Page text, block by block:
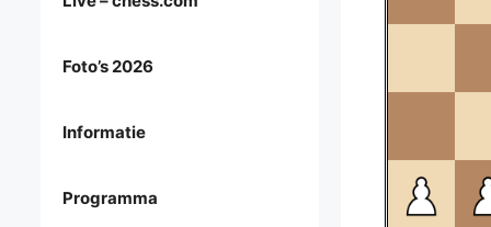
Foto’s 2026
Informatie
Programma